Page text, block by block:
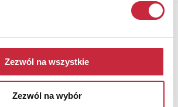
Zezwól na wszystkie
Zezwól na wybór
o nowych aukcjach, prosimy podać
adres e-mail